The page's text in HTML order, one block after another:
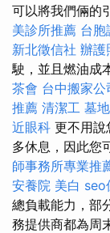
可以將我們倆的
美診所推薦 台胞
新北徵信社 辦護
駛，並且燃油成
茶會 台中搬家公
推薦 清潔工 墓
近眼科 更不用說
多休息，因此您
師事務所專業推
安養院 美白 seo
總負載能力，部
務提供商都為周